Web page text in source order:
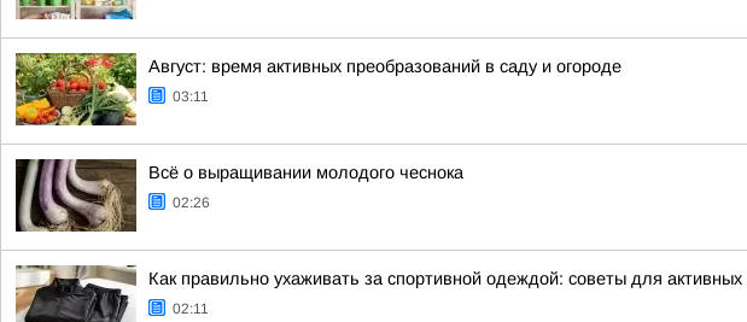
Август: время активных преобразований в саду и огороде
03:11
Всё о выращивании молодого чеснока
02:26
Как правильно ухаживать за спортивной одеждой: советы для
02:11